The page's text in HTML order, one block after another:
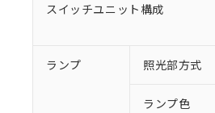
スイッチユニット構成
ランプ 照光部方式
ランプ色